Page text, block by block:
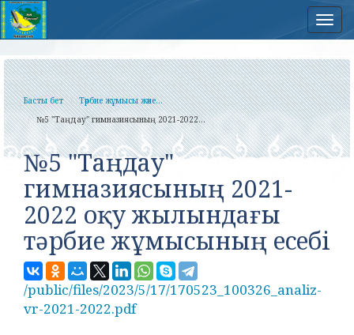
Басты бет
Тәрбие жұмысы және...
№5 "Таңдау" гимназиясының 2021-2022...
№5 "Таңдау"
гимназиясының 2021-
2022 оқу жылындағы
тәрбие жұмысының есебі
/public/files/2023/5/17/170523_100326_analiz-
vr-2021-2022.pdf